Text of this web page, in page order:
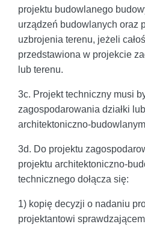
projektu budowlanego
urządzeń budowlanych oraz
uzbrojenia terenu, jeżeli
przedstawiona w projekcie
lub terenu.
3c. Projekt techniczny musi
zagospodarowania działki
architektoniczno-
3d. Do projektu
projektu architektoniczno-
technicznego dołącza się:
1) kopię decyzji o nadaniu
projektantowi